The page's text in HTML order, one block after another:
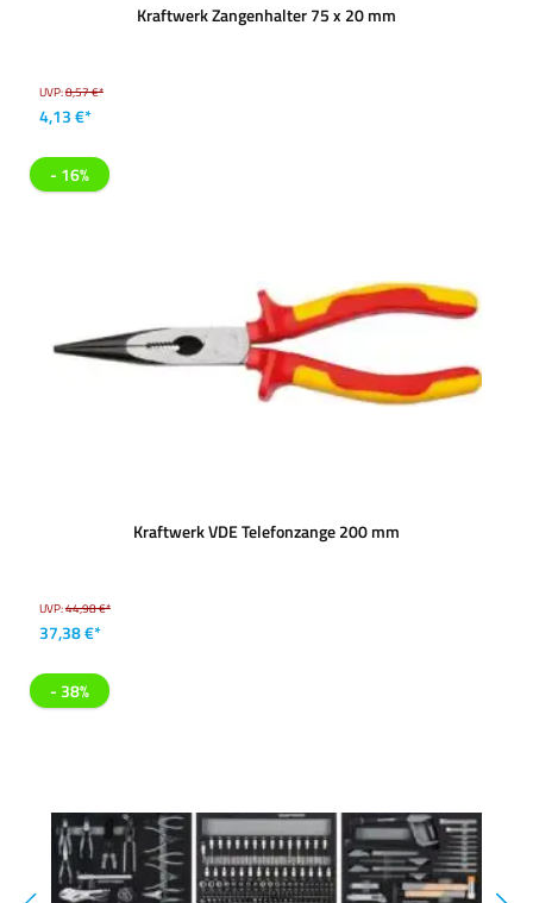
Kraftwerk Zangenhalter 75 x 20 mm
UVP:8,57 €*
4,13 €*
- 16%
Kraftwerk VDE Telefonzange 200 mm
UVP:44,98 €*
37,38 €*
- 38%